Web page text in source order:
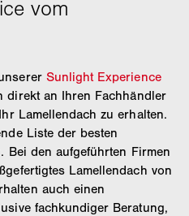
Sunlight Experience
direkt an Ihren Fachhändler
Lamellendach zu erhalten.
Liste der besten
Bei den aufgeführten Firmen
Lamellendach von
auch einen
fachkundiger Beratung,